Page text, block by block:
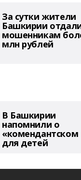
За сутки жители
Башкирии
мошенникам
млн рублей
В Башкирии
напомнили о
«комендантском
для детей